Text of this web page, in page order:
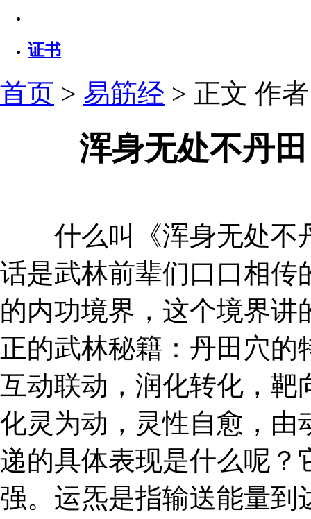
证书
首页 > 易筋经 > 正文 作
浑身无处不丹
什么叫《浑身无处不
话是武林前辈们口口相传
的内功境界，这个境界
正的武林秘籍：丹田穴
互动联动，润化转化，靶
化灵为动，灵性自愈，由
递的具体表现是什么呢？
强。运炁是指输送能量到